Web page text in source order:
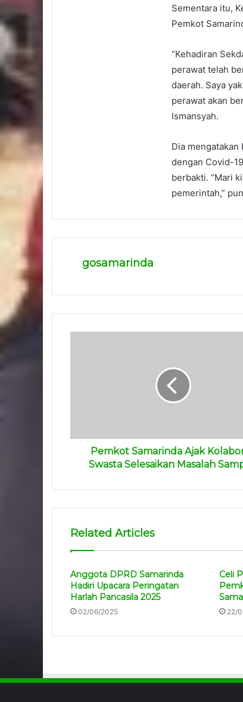
Sementara itu,
Pemkot
“Kehadiran
perawat telah
daerah. Saya
perawat akan
Ismansyah.
Dia
dengan Covid-
berbakti. “Mari
pemerintah,”
gosamarinda
Pemkot Samarinda Ajak
Swasta Selesaikan Masalah
Related Articles
Anggota DPRD Samarinda
Hadiri Upacara Peringatan
Harlah Pancasila 2025
02/06/2025
Celi
22/